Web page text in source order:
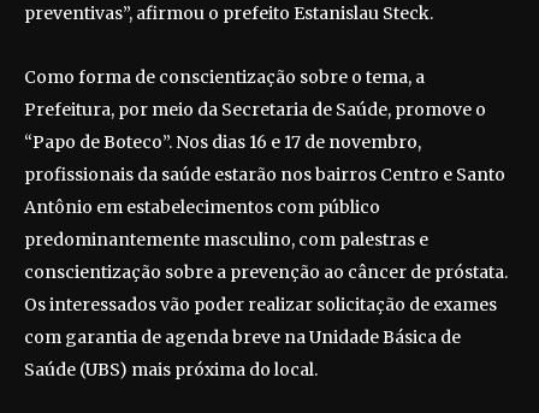
preventivas”, afirmou o prefeito Estanislau Steck.
Como forma de conscientização sobre o tema, a
Prefeitura, por meio da Secretaria de Saúde, promove o
“Papo de Boteco”. Nos dias 16 e 17 de novembro,
profissionais da saúde estarão nos bairros Centro e Santo
Antônio em estabelecimentos com público
predominantemente masculino, com palestras e
conscientização sobre a prevenção ao câncer de próstata.
Os interessados vão poder realizar solicitação de exames
com garantia de agenda breve na Unidade Básica de
Saúde (UBS) mais próxima do local.